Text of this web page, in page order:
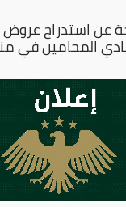
عن استدراج عروض
المحامين في